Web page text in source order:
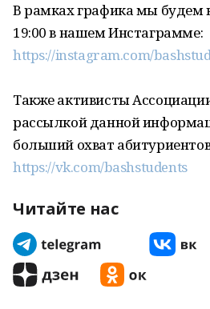
В рамках графика мы будем
19:00 в нашем Инстаграмме:
https://instagram.com/
Также активисты
рассылкой данной
больший охват
https://vk.com/bashstudents
Читайте нас